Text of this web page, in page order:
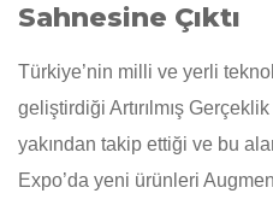
Sahnesine Çıktı
Türkiye’nin milli ve yerli
geliştirdiği Artırılmış
yakından takip ettiği ve bu
Expo’da yeni ürünleri